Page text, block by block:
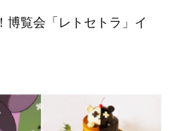
博覧会「レトセトラ」イ